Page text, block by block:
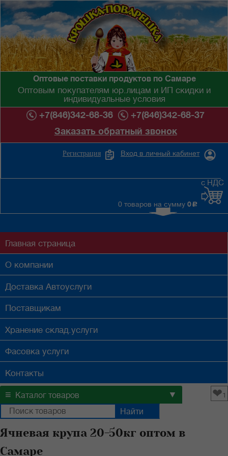
Оптовые поставки продуктов по Самаре
Оптовым покупателям юр.лицам и ИП скидки и
индивидуальные условия
+7(846)342-68-36
+7(846)342-68-37
Заказать обратный звонок
Вход в личный кабинет
Регистрация
0 товаров на сумму 0 c
с НДС
Главная страница
О компании
Доставка Автоуслуги
Поставщикам
Хранение склад.услуги
Фасовка услуги
Контакты
≡ Каталог товаров ▼ ❤1
Ячневая крупа 20-50кг оптом в
Самаре